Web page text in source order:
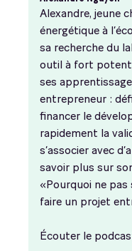
Alexandre, jeune
énergétique à
sa recherche du
outil à fort
ses
entrepreneur :
financer le
rapidement la
s’associer avec
savoir plus sur
«Pourquoi ne
faire un projet
Écouter le